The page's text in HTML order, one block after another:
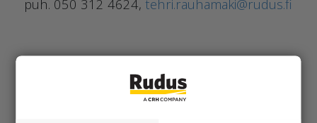
puh. 050 312 4624, tehri.rauhamaki@rudus.fi